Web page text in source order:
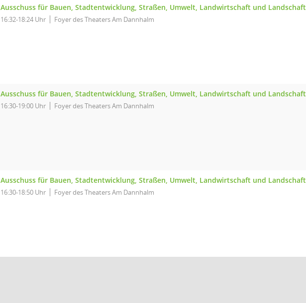
Ausschuss für Bauen, Stadtentwicklung, Straßen, Umwelt, Landwirtschaft und Landschaft
16:32-18:24 Uhr Foyer des Theaters Am Dannhalm
Ausschuss für Bauen, Stadtentwicklung, Straßen, Umwelt, Landwirtschaft und Landschaft
16:30-19:00 Uhr Foyer des Theaters Am Dannhalm
Ausschuss für Bauen, Stadtentwicklung, Straßen, Umwelt, Landwirtschaft und Landschaft
16:30-18:50 Uhr Foyer des Theaters Am Dannhalm